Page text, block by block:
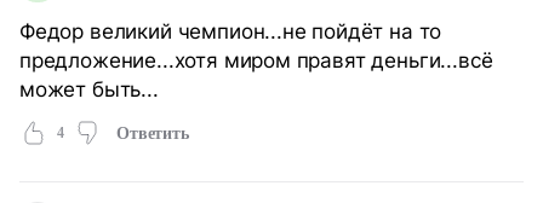
Федор великий чемпион...не пойдёт на то
предложение...хотя миром правят деньги...всё
может быть...
4 Ответить